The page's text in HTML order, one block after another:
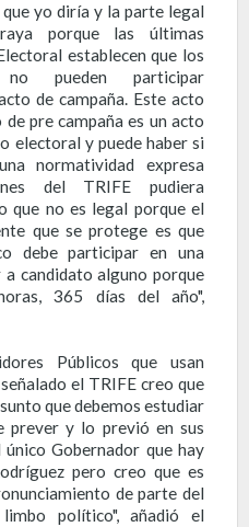
yo diría y la parte legal
porque las últimas
establecen que los
no pueden participar
de campaña. Este acto
pre campaña es un acto
electoral y puede haber si
normatividad expresa
del TRIFE pudiera
que no es legal porque el
que se protege es que
debe participar en una
candidato alguno porque
365 días del año",
Públicos que usan
el TRIFE creo que
que debemos estudiar
prever y lo previó en sus
Gobernador que hay
pero creo que es
de parte del
político", añadió el